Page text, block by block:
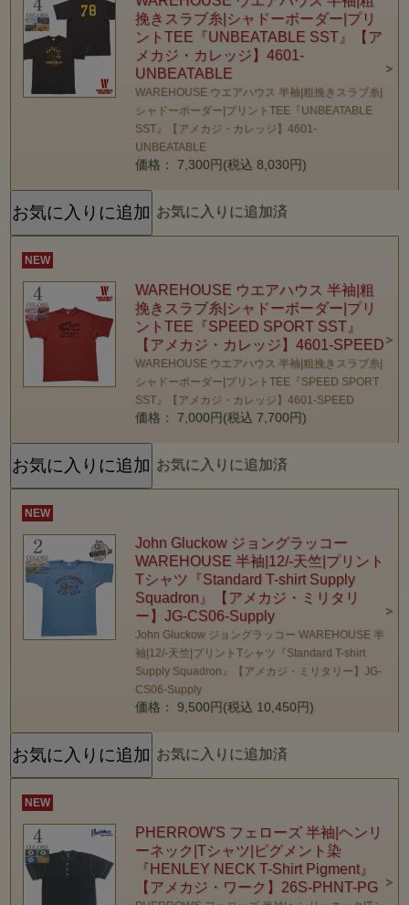
挽きスラブ糸|シャドーボーダー|プリ
ントTEE『UNBEATABLE SST』【ア
メカジ・カレッジ】4601-
UNBEATABLE
WAREHOUSE ウエアハウス 半袖|粗挽きスラブ糸|
シャドーボーダー|プリントTEE『UNBEATABLE
SST』【アメカジ・カレッジ】4601-
UNBEATABLE
価格： 7,300円(税込 8,030円)
お気に入りに追加済
NEW
WAREHOUSE ウエアハウス 半袖|粗
挽きスラブ糸|シャドーボーダー|プリ
ントTEE『SPEED SPORT SST』
【アメカジ・カレッジ】4601-SPEED
WAREHOUSE ウエアハウス 半袖|粗挽きスラブ糸|
シャドーボーダー|プリントTEE『SPEED SPORT
SST』【アメカジ・カレッジ】4601-SPEED
価格： 7,000円(税込 7,700円)
お気に入りに追加済
NEW
John Gluckow ジョングラッコー
WAREHOUSE 半袖|12/-天竺|プリント
Tシャツ『Standard T-shirt Supply
Squadron』【アメカジ・ミリタリ
ー】JG-CS06-Supply
John Gluckow ジョングラッコー WAREHOUSE 半
袖|12/-天竺|プリントTシャツ『Standard T-shirt
Supply Squadron』【アメカジ・ミリタリー】JG-
CS06-Supply
価格： 9,500円(税込 10,450円)
お気に入りに追加済
NEW
PHERROW'S フェローズ 半袖|ヘンリ
ーネック|Tシャツ|ピグメント染
『HENLEY NECK T-Shirt Pigment』
【アメカジ・ワーク】26S-PHNT-PG